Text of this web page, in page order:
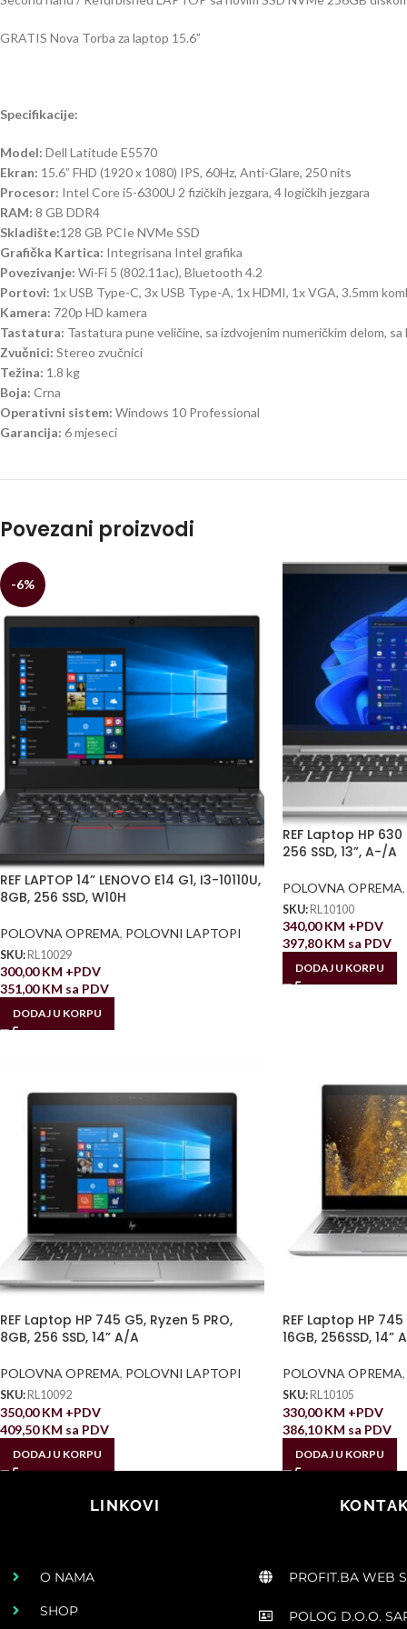
GRATIS Nova Torba za laptop 15.6”
Specifikacije:
Model: Dell Latitude E5570
Ekran: 15.6” FHD (1920 x 1080) IPS, 60Hz, Anti-Glare, 250 nits
Procesor: Intel Core i5-6300U 2 fizičkih jezgara, 4 logičkih jezgara
RAM: 8 GB DDR4
Skladište:128 GB PCIe NVMe SSD
Grafička Kartica: Integrisana Intel grafika
Povezivanje: Wi-Fi 5 (802.11ac), Bluetooth 4.2
Portovi: 1x USB Type-C, 3x USB Type-A, 1x HDMI, 1x VGA, 3.5mm
Kamera: 720p HD kamera
Tastatura: Tastatura pune veličine, sa izdvojenim numeričkim delom,
Zvučnici: Stereo zvučnici
Težina: 1.8 kg
Boja: Crna
Operativni sistem: Windows 10 Professional
Garancija: 6 mjeseci
Povezani proizvodi
-6%
REF LAPTOP 14” LENOVO E14 G1, I3-10110U,
8GB, 256 SSD, W10H
POLOVNA OPREMA, POLOVNI LAPTOPI
SKU: RL10029
300,00KM +PDV
351,00KM sa PDV
DODAJ U KORPU
REF Laptop HP 630
256 SSD, 13”, A-/A
POLOVNA OPREMA,
SKU: RL10100
340,00KM +PDV
397,80KM sa PDV
DODAJ U KORPU
REF Laptop HP 745 G5, Ryzen 5 PRO,
8GB, 256 SSD, 14” A/A
POLOVNA OPREMA, POLOVNI LAPTOPI
SKU: RL10092
350,00KM +PDV
409,50KM sa PDV
DODAJ U KORPU
REF Laptop HP
16GB, 256SSD, 14”
POLOVNA OPREMA,
SKU: RL10105
330,00KM +PDV
386,10KM sa PDV
DODAJ U KORPU
LINKOVI
O NAMA
SHOP
PROFIT.BA WEB
POLOG D.O.O.